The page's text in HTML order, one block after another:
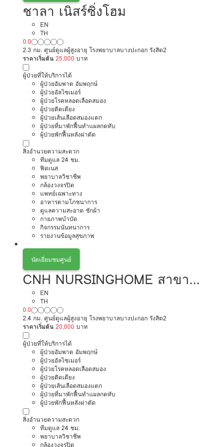
ชาลา เนิสร์ซิ่งโฮม
EN
TH
0.0
2.3 กม. ศูนย์ดูแลผู้สูงอายุ โรงพยาบาลบางปะกอก รังสิต2
ราคาเริ่มต้น 25,000 บาท
ผู้ป่วยที่ให้บริการได้
ผู้ป่วยอัมพาต อัมพฤกษ์
ผู้ป่วยอัลไซเมอร์
ผู้ป่วยโรคหลอดเลือดสมอง
ผู้ป่วยติดเตียง
ผู้ป่วยเส้นเลือดสมองแตก
ผู้ป่วยที่มาพักฟื้นทำแผลกดทับ
ผู้ป่วยพักฟื้นหลังผ่าตัด
สิ่งอำนวยความสะดวก
ทีมดูแล 24 ชม.
ฟิตเนส
พยาบาลวิชาชีพ
กล้องวงจรปิด
แพทย์เฉพาะทาง
อาหารตามโภชนาการ
ดูแลความสะอาด ซักผ้า
กายภาพบำบัด
กิจกรรมนันทนาการ
รายงานข้อมูลสุขภาพ
นัดเยี่ยมชมศูนย์
CNH NURSINGHOME สาขา
ซื่อตรง ซอย 20
EN
TH
0.0
2.4 กม. ศูนย์ดูแลผู้สูงอายุ โรงพยาบาลบางปะกอก รังสิต2
ราคาเริ่มต้น 20,000 บาท
ผู้ป่วยที่ให้บริการได้
ผู้ป่วยอัมพาต อัมพฤกษ์
ผู้ป่วยอัลไซเมอร์
ผู้ป่วยโรคหลอดเลือดสมอง
ผู้ป่วยติดเตียง
ผู้ป่วยเส้นเลือดสมองแตก
ผู้ป่วยที่มาพักฟื้นทำแผลกดทับ
ผู้ป่วยพักฟื้นหลังผ่าตัด
สิ่งอำนวยความสะดวก
ทีมดูแล 24 ชม.
พยาบาลวิชาชีพ
กล้องวงจรปิด